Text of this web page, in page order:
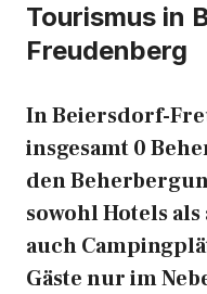
Tourismus in
Freudenberg
In Beiersdorf-
insgesamt 0
den
sowohl Hotels
auch
Gäste nur im